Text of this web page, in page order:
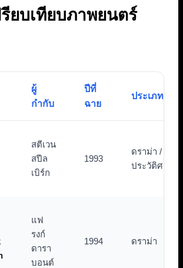
รียบเทียบภาพยนตร์
ผู้
กำกับ
ปีที่
ฉาย
ประเภท
สตีเวน
สปีล
เบิร์ก
1993
ดราม่า / อิง
ประวัติศาสตร์
แฟ
รงก์
ดารา
บอนต์
1994 ดราม่า